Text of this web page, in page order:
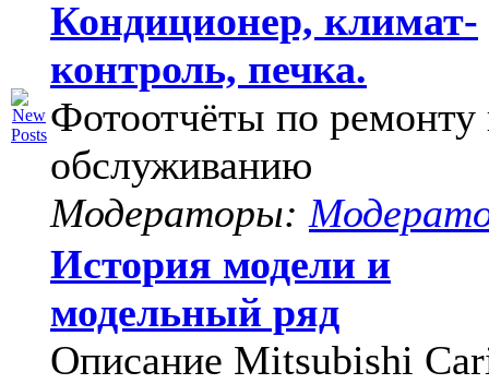
Кондиционер, климат-
контроль, печка.
Фотоотчёты по ремонту
обслуживанию
Модераторы:
История модели и
модельный ряд
Описание Mitsubishi